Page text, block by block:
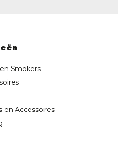
Smokers
en Accessoires